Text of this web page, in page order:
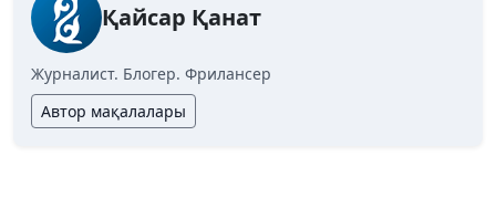
Қайсар Қанат
Журналист. Блогер. Фрилансер
Автор мақалалары